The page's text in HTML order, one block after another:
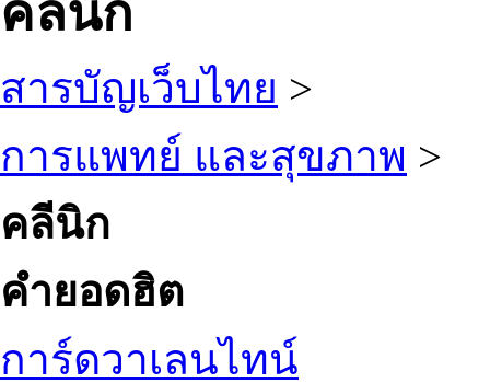
คลีนิก
สารบัญเว็บไทย >
การแพทย์ และสุขภาพ >
คลีนิก
คำยอดฮิต
การ์ดวาเลนไทน์